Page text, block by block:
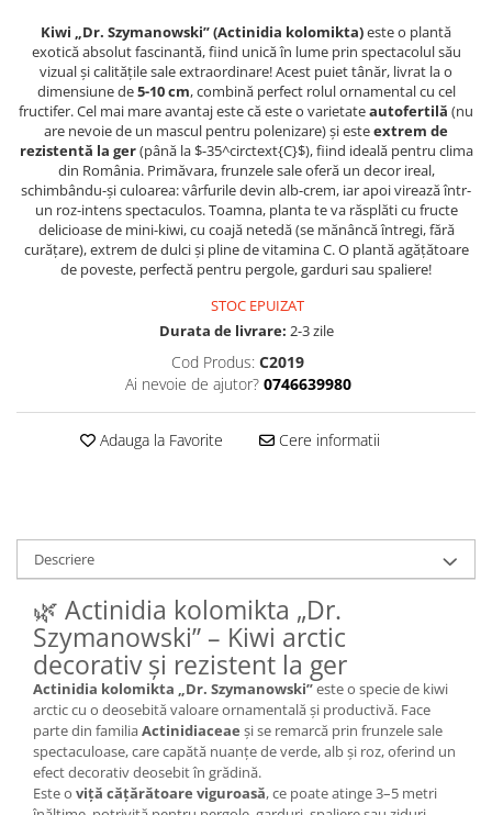
Kiwi „Dr. Szymanowski” (Actinidia kolomikta)este o plantă
exotică absolut fascinantă, fiind unică în lume prin spectacolul său
vizual și calitățile sale extraordinare! Acest puiet tânăr, livrat la o
dimensiune de5-10 cm, combină perfect rolul ornamental cu cel
fructifer. Cel mai mare avantaj este că este o varietateautofertilă (nu
are nevoie de un mascul pentru polenizare) și esteextrem de
rezistentă la ger(până la $-35^circtext{C}$), fiind ideală pentru clima
din România. Primăvara, frunzele sale oferă un decor ireal,
schimbându-și culoarea: vârfurile devin alb-crem, iar apoi virează într-
un roz-intens spectaculos. Toamna, planta te va răsplăti cu fructe
delicioase de mini-kiwi, cu coajă netedă (se mănâncă întregi, fără
curățare), extrem de dulci și pline de vitamina C. O plantă agățătoare
de poveste, perfectă pentru pergole, garduri sau spaliere!
STOC EPUIZAT
Durata de livrare: 2-3 zile
Cod Produs: C2019
Ai nevoie de ajutor? 0746639980
Adauga la Favorite Cere informatii
Descriere
🌿 Actinidia kolomikta „Dr.
Szymanowski” – Kiwi arctic
decorativ și rezistent la ger
Actinidia kolomikta „Dr. Szymanowski”este o specie de kiwi
arctic cu o deosebită valoare ornamentală și productivă. Face
parte din familiaActinidiaceae și se remarcă prin frunzele sale
spectaculoase, care capătă nuanțe de verde, alb și roz, oferind un
efect decorativ deosebit în grădină.
Este o viță cățărătoare viguroasă, ce poate atinge 3–5 metri